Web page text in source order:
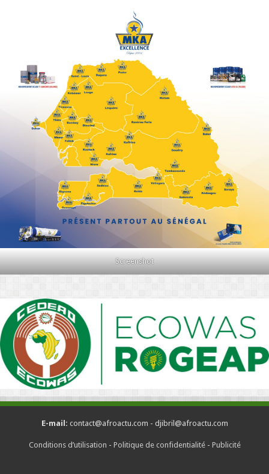
Screenshot
E-mail: contact@afroactu.com - djibril@afroactu.com
Conditions d’utilisation - Politique de confidentialité- Publicité